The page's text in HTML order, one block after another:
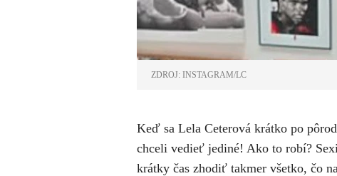
ZDROJ: INSTAGRAM/LC
Keď sa Lela Ceterová krátko po
chceli vedieť jediné! Ako to robí?
krátky čas zhodiť takmer všetko, čo